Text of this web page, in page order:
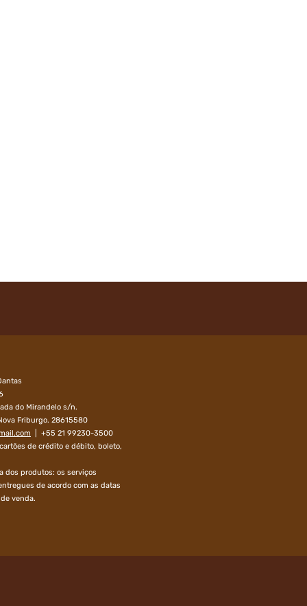
do Mirandelo s/n.
Friburgo. 28615580
| +55 21 99230-3500
de crédito e débito, boleto,
dos produtos: os serviços
de acordo com as datas
venda.